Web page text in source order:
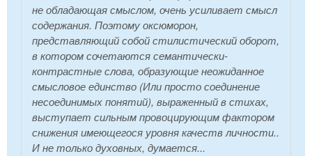
не обладающая смыслом, очень усиливает смысл
содержания. Поэтому оксюморон,
представляющий собой стилистический оборот,
в котором сочетаются семантически-
контрастные слова, образующие неожиданное
смысловое единство (Или просто соединение
несоединимых понятий), выраженный в стихах,
выступает сильным провоцирующим фактором
снижения имеющегося уровня качеств личности..
И не только духовных, думается...